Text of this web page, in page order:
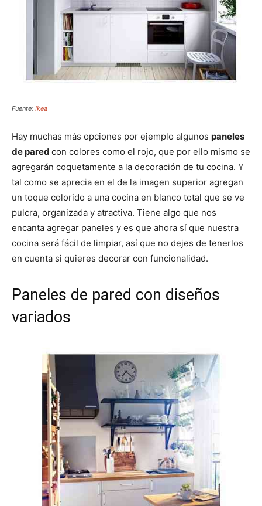
Fuente: Ikea
Hay muchas más opciones por ejemplo algunos paneles
de pared con colores como el rojo, que por ello mismo se
agregarán coquetamente a la decoración de tu cocina. Y
tal como se aprecia en el de la imagen superior agregan
un toque colorido a una cocina en blanco total que se ve
pulcra, organizada y atractiva. Tiene algo que nos
encanta agregar paneles y es que ahora sí que nuestra
cocina será fácil de limpiar, así que no dejes de tenerlos
en cuenta si quieres decorar con funcionalidad.
Paneles de pared con diseños
variados